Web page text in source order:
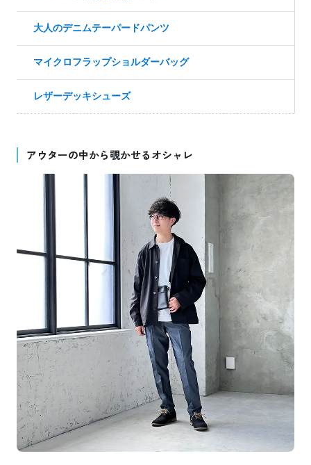
大人のデニムテーパードパンツ
マイクロフラップショルダーバッグ
レザーデッキシューズ
アウターの中から覗かせるオシャレ